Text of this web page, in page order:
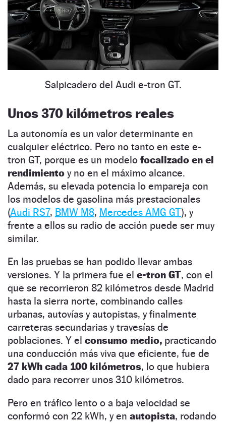
Salpicadero del Audi e-tron GT.
Unos 370 kilómetros reales
La autonomía es un valor determinante en
cualquier eléctrico. Pero no tanto en este e-
tron GT, porque es un modelo focalizado en el
rendimiento y no en el máximo alcance.
Además, su elevada potencia lo empareja con
los modelos de gasolina más prestacionales
(Audi RS7, BMW M8, Mercedes AMG GT), y
frente a ellos su radio de acción puede ser muy
similar.
En las pruebas se han podido llevar ambas
versiones. Y la primera fue el e-tron GT, con el
que se recorrieron 82 kilómetros desde Madrid
hasta la sierra norte, combinando calles
urbanas, autovías y autopistas, y finalmente
carreteras secundarias y travesías de
poblaciones. Y el consumo medio, practicando
una conducción más viva que eficiente, fue de
27 kWh cada 100 kilómetros, lo que hubiera
dado para recorrer unos 310 kilómetros.
Pero en tráfico lento o a baja velocidad se
conformó con 22 kWh, y en autopista, rodando